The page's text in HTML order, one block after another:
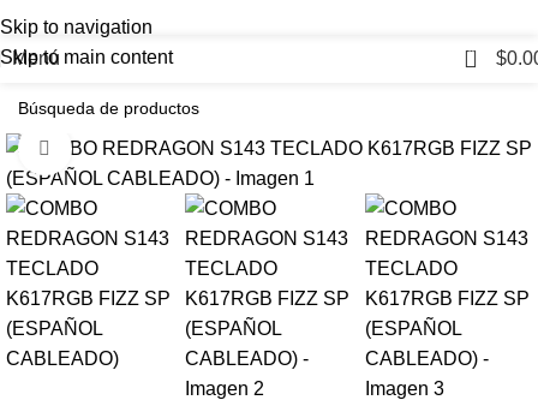
Skip to navigation
Skip to main content
Menú 0 $
Haga Click para agrandar